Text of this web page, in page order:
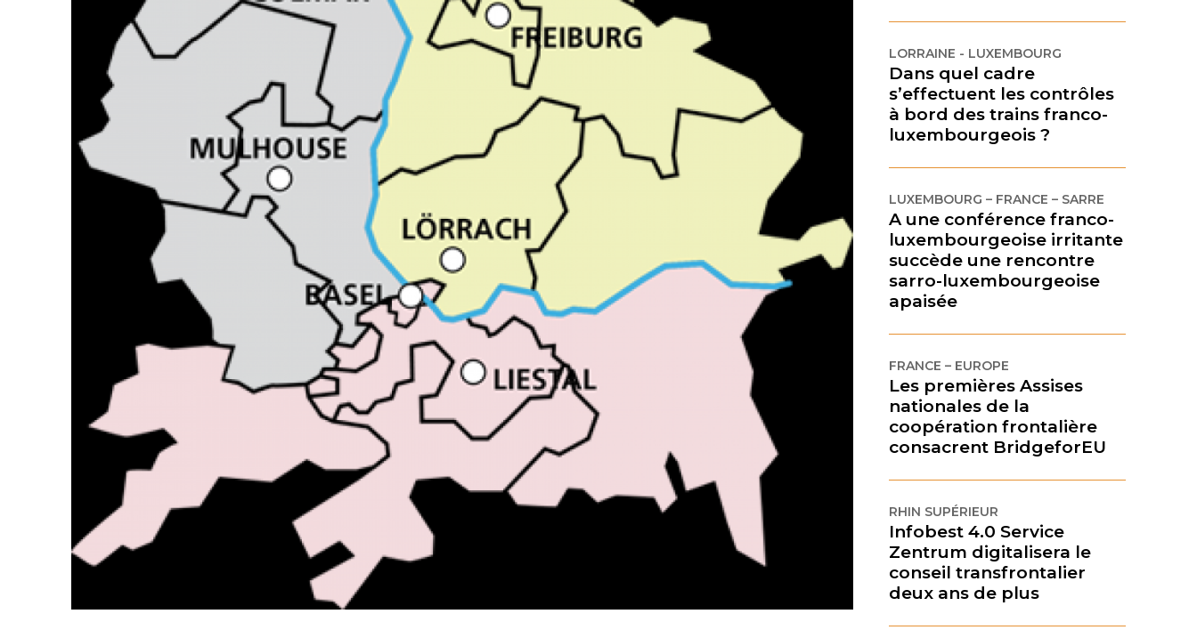
LORRAINE - LUXEMBOURG
Dans quel cadre
s’effectuent les contrôles
à bord des trains franco-
luxembourgeois ?
LUXEMBOURG – FRANCE – SARRE
A une conférence franco-
luxembourgeoise irritante
succède une rencontre
sarro-luxembourgeoise
apaisée
FRANCE – EUROPE
Les premières Assises
nationales de la
coopération frontalière
consacrent BridgeforEU
RHIN SUPÉRIEUR
Infobest 4.0 Service
Zentrum digitalisera le
conseil transfrontalier
deux ans de plus